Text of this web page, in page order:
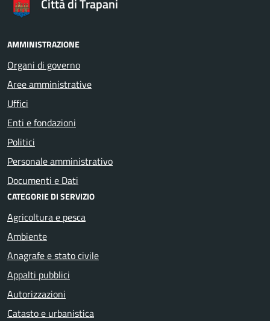
AMMINISTRAZIONE
Organi di governo
Aree amministrative
Uffici
Enti e fondazioni
Politici
Personale amministrativo
Documenti e Dati
CATEGORIE DI SERVIZIO
Agricoltura e pesca
Ambiente
Anagrafe e stato civile
Appalti pubblici
Autorizzazioni
Catasto e urbanistica